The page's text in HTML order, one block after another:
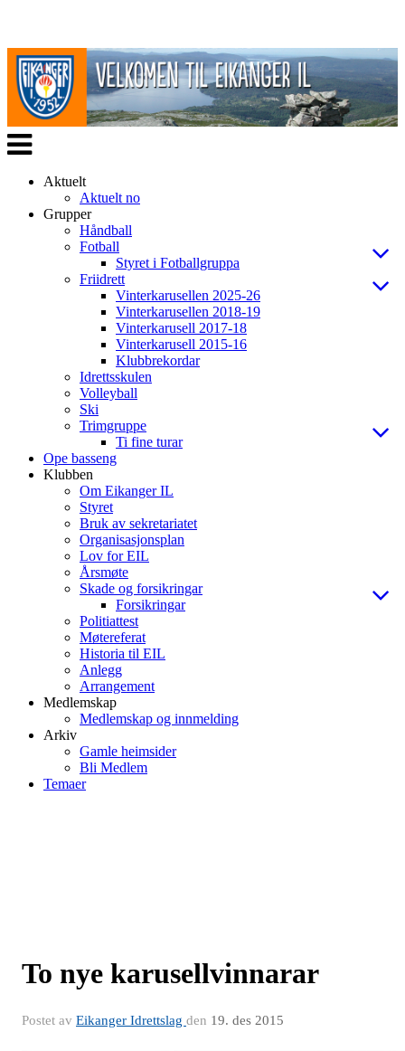
Veksle
navigasjon
Aktuelt
Aktuelt no
Grupper
Håndball
Fotball
Styret i Fotballgruppa
Friidrett
Vinterkarusellen 2025-26
Vinterkarusellen 2018-19
Vinterkarusell 2017-18
Vinterkarusell 2015-16
Klubbrekordar
Idrettsskulen
Volleyball
Ski
Trimgruppe
Ti fine turar
Ope basseng
Klubben
Om Eikanger IL
Styret
Bruk av sekretariatet
Organisasjonsplan
Lov for EIL
Årsmøte
Skade og forsikringar
Forsikringar
Politiattest
Møtereferat
Historia til EIL
Anlegg
Arrangement
Medlemskap
Medlemskap og innmelding
Arkiv
Gamle heimsider
Bli Medlem
Temaer
To nye karusellvinnarar
Postet av Eikanger Idrettslag den 19. des 2015